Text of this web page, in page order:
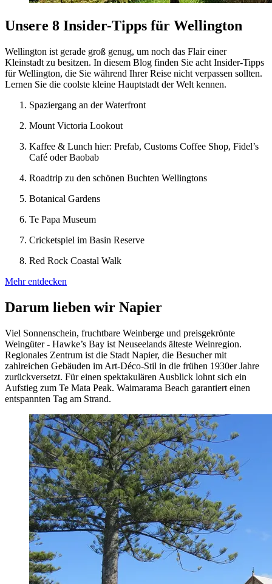
Unsere 8 Insider-Tipps für Wellington
Wellington ist gerade groß genug, um noch das Flair einer
Kleinstadt zu besitzen. In diesem Blog finden Sie acht Insider-Tipps
für Wellington, die Sie während Ihrer Reise nicht verpassen sollten.
Lernen Sie die coolste kleine Hauptstadt der Welt kennen.
Spaziergang an der Waterfront
Mount Victoria Lookout
Kaffee & Lunch hier: Prefab, Customs Coffee Shop, Fidel’s
Café oder Baobab
Roadtrip zu den schönen Buchten Wellingtons
Botanical Gardens
Te Papa Museum
Cricketspiel im Basin Reserve
Red Rock Coastal Walk
Mehr entdecken
Darum lieben wir Napier
Viel Sonnenschein, fruchtbare Weinberge und preisgekrönte
Weingüter - Hawke’s Bay ist Neuseelands älteste Weinregion.
Regionales Zentrum ist die Stadt Napier, die Besucher mit
zahlreichen Gebäuden im Art-Déco-Stil in die frühen 1930er Jahre
zurückversetzt. Für einen spektakulären Ausblick lohnt sich ein
Aufstieg zum Te Mata Peak. Waimarama Beach garantiert einen
entspannten Tag am Strand.